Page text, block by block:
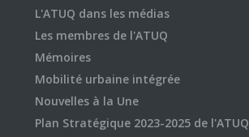
L'ATUQ dans les médias
Les membres de l'ATUQ
Mémoires
Mobilité urbaine intégrée
Nouvelles à la Une
Plan Stratégique 2023-2025 de l'ATUQ